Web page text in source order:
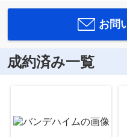
お問
成約済み一覧